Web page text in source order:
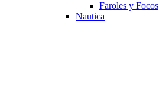
Faroles y Focos
Nautica